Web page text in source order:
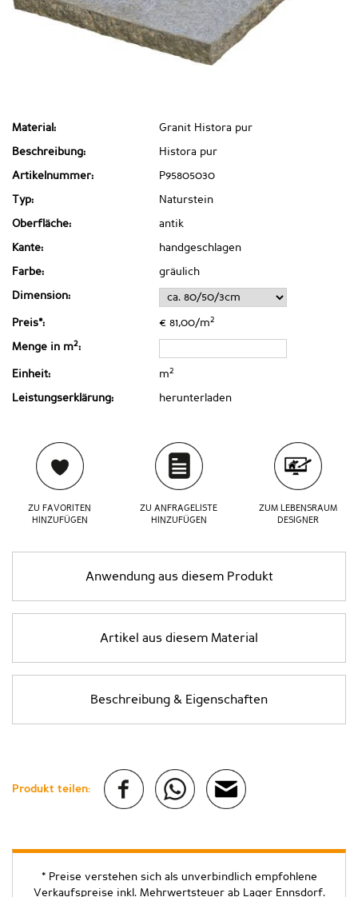
Material: Granit Histora pur
Beschreibung: Histora pur
Artikelnummer: P95805030
Typ: Naturstein
Oberfläche: antik
Kante: handgeschlagen
Farbe: gräulich
Dimension:
Preis*: € 81,00/m2
Menge in m2:
Einheit: m2
Leistungserklärung: herunterladen
ZU FAVORITEN
HINZUFÜGEN
ZU ANFRAGELISTE
HINZUFÜGEN
ZUM LEBENSRAUM
DESIGNER
Anwendung aus diesem Produkt
Artikel aus diesem Material
Beschreibung & Eigenschaften
Produkt teilen:
* Preise verstehen sich als unverbindlich empfohlene
Verkaufspreise inkl. Mehrwertsteuer ab Lager Ennsdorf.